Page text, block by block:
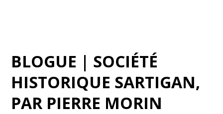
BLOGUE | SOCIÉTÉ
HISTORIQUE SARTIGAN,
PAR PIERRE MORIN